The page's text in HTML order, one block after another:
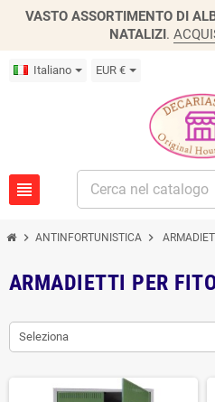
VASTO ASSORTIMENTO DI
NATALIZI.
Italiano EUR €
view_headline
chevron_right ANTINFORTUNISTICA chevron_right
ARMADIETTI PER
Seleziona